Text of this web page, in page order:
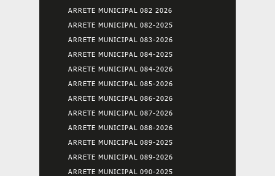
ARRETE MUNICIPAL 082 2026
ARRETE MUNICIPAL 082-2025
ARRETE MUNICIPAL 083-2026
ARRETE MUNICIPAL 084-2025
ARRETE MUNICIPAL 084-2026
ARRETE MUNICIPAL 085-2026
ARRETE MUNICIPAL 086-2026
ARRETE MUNICIPAL 087-2026
ARRETE MUNICIPAL 088-2026
ARRETE MUNICIPAL 089-2025
ARRETE MUNICIPAL 089-2026
ARRETE MUNICIPAL 090-2025